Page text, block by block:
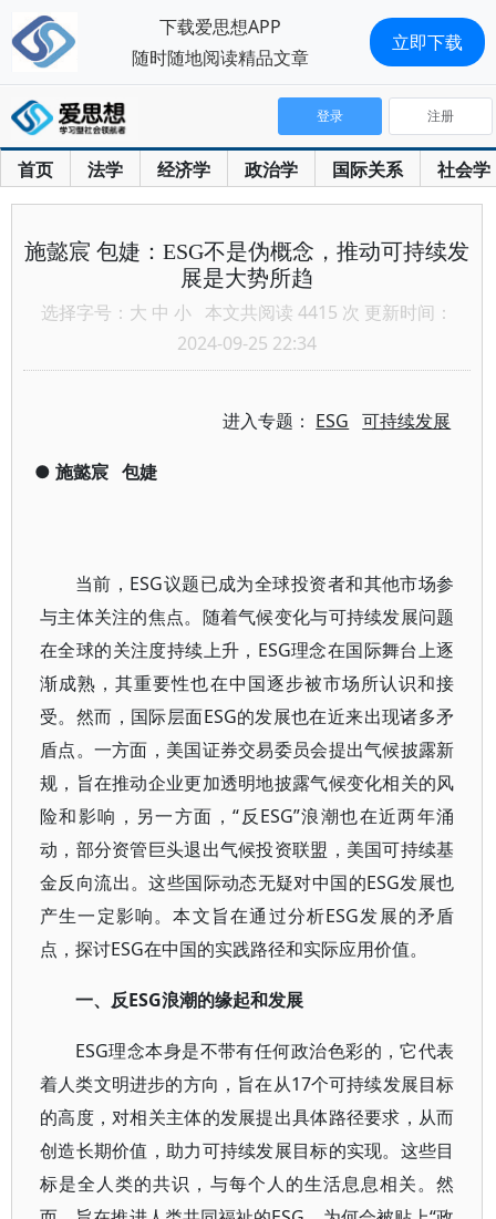
首页 法学 经济学 政治学 国际关系 社会学
登录 注册
施懿宸 包婕：ESG不是伪概念，推动可持续发
展是大势所趋
选择字号： 大 中 小 本文共阅读 4415 次 更新时间：
2024-09-25 22:34
进入专题： ESG 可持续发展
● 施懿宸 包婕
当前，ESG议题已成为全球投资者和其他市场参
与主体关注的焦点。随着气候变化与可持续发展问题
在全球的关注度持续上升，ESG理念在国际舞台上逐
渐成熟，其重要性也在中国逐步被市场所认识和接
受。然而，国际层面ESG的发展也在近来出现诸多矛
盾点。一方面，美国证券交易委员会提出气候披露新
规，旨在推动企业更加透明地披露气候变化相关的风
险和影响，另一方面，“反ESG”浪潮也在近两年涌
动，部分资管巨头退出气候投资联盟，美国可持续基
金反向流出。这些国际动态无疑对中国的ESG发展也
产生一定影响。本文旨在通过分析ESG发展的矛盾
点，探讨ESG在中国的实践路径和实际应用价值。
一、反ESG浪潮的缘起和发展
ESG理念本身是不带有任何政治色彩的，它代表
着人类文明进步的方向，旨在从17个可持续发展目标
的高度，对相关主体的发展提出具体路径要求，从而
创造长期价值，助力可持续发展目标的实现。这些目
标是全人类的共识，与每个人的生活息息相关。然
下载爱思想APP
随时随地阅读精品文章
立即下载